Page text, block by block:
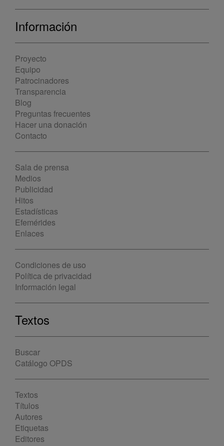
Información
Proyecto
Equipo
Patrocinadores
Transparencia
Blog
Preguntas frecuentes
Hacer una donación
Contacto
Sala de prensa
Medios
Publicidad
Hitos
Estadísticas
Efemérides
Enlaces
Condiciones de uso
Política de privacidad
Información legal
Textos
Buscar
Catálogo OPDS
Textos
Títulos
Autores
Etiquetas
Editores